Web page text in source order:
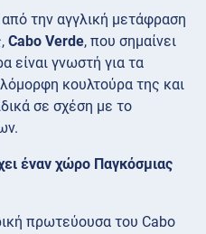
την αγγλική μετάφραση
Cabo Verde, που σημαίνει
είναι γνωστή για τα
κουλτούρα της και
σε σχέση με το
έναν χώρο Παγκόσμιας
πρωτεύουσα του Cabo